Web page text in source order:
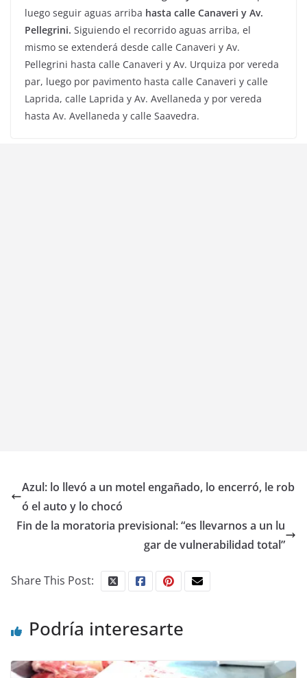
luego seguir aguas arriba hasta calle Canaveri y Av.
Pellegrini. Siguiendo el recorrido aguas arriba, el
mismo se extenderá desde calle Canaveri y Av.
Pellegrini hasta calle Canaveri y Av. Urquiza por vereda
par, luego por pavimento hasta calle Canaveri y calle
Laprida, calle Laprida y Av. Avellaneda y por vereda
hasta Av. Avellaneda y calle Saavedra.
Azul: lo llevó a un motel engañado, lo encerró, le rob
ó el auto y lo chocó
Fin de la moratoria previsional: “es llevarnos a un lu
gar de vulnerabilidad total”
Share This Post:
Podría interesarte